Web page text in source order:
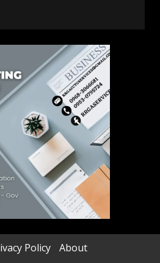
Policy About